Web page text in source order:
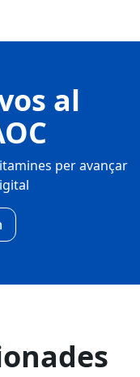
al
per avançar